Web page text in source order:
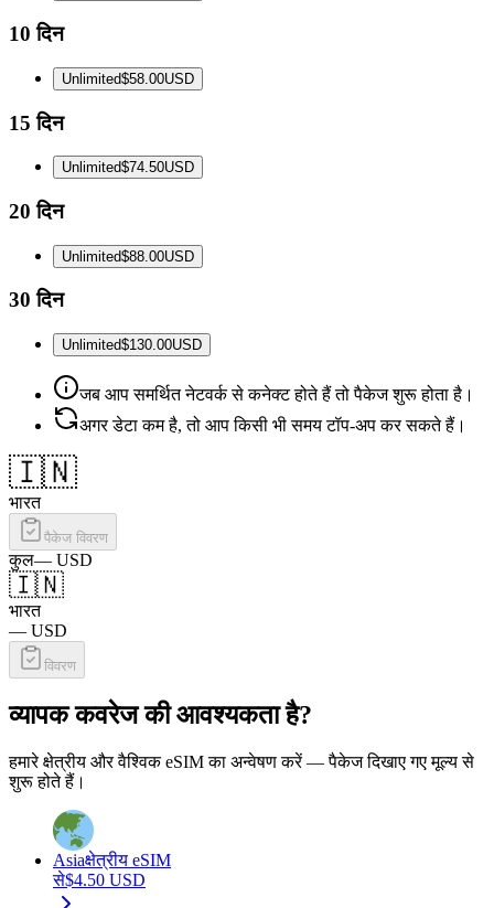
10 दिन
Unlimited$58.00USD
15 दिन
Unlimited$74.50USD
20 दिन
Unlimited$88.00USD
30 दिन
Unlimited$130.00USD
जब आप समर्थित नेटवर्क से कनेक्ट होते हैं तो पैकेज शुरू होता है।
अगर डेटा कम है, तो आप किसी भी समय टॉप-अप कर सकते हैं।
🇮🇳
भारत
पैकेज विवरण
कुल— USD
🇮🇳
भारत
— USD
विवरण
व्यापक कवरेज की आवश्यकता है?
हमारे क्षेत्रीय और वैश्विक eSIM का अन्वेषण करें — पैकेज दिखाए गए मूल्य से
शुरू होते हैं।
Asiaक्षेत्रीय eSIM
से$4.50 USD